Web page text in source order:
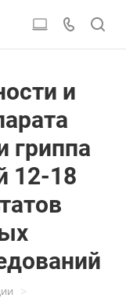
и
гриппа
12-18
>